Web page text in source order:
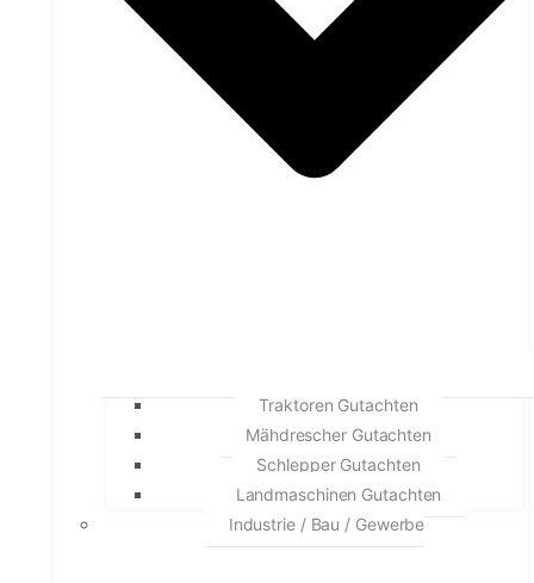
Traktoren Gutachten
Mähdrescher Gutachten
Schlepper Gutachten
Landmaschinen Gutachten
Industrie / Bau / Gewerbe